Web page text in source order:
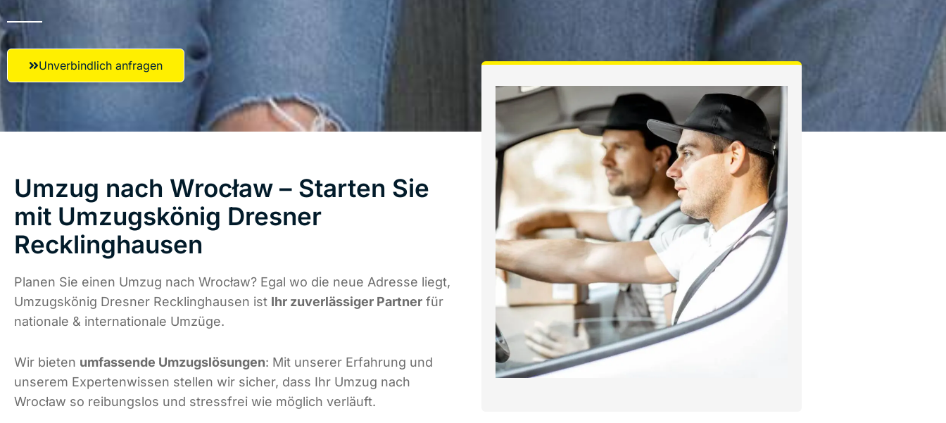
Unverbindlich anfragen
Umzug nach Wrocław – Starten Sie
mit Umzugskönig Dresner
Recklinghausen
Planen Sie einen Umzug nach Wrocław? Egal wo die neue Adresse liegt,
Umzugskönig Dresner Recklinghausen ist Ihr zuverlässiger Partner für
nationale & internationale Umzüge.
Wir bieten umfassende Umzugslösungen: Mit unserer Erfahrung und
unserem Expertenwissen stellen wir sicher, dass Ihr Umzug nach
Wrocław so reibungslos und stressfrei wie möglich verläuft.